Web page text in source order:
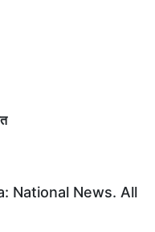
National News. All